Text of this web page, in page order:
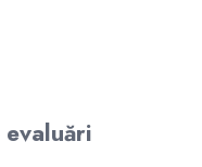
evaluări